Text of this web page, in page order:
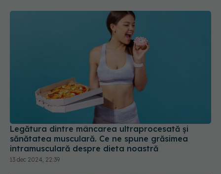
Legătura dintre mâncarea ultraprocesată și
sănătatea musculară. Ce ne spune grăsimea
intramusculară despre dieta noastră
13 dec 2024, 22:39